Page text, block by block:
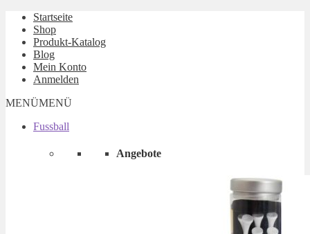
Startseite
Shop
Produkt-Katalog
Blog
Mein Konto
Anmelden
MENÜMENÜ
Fussball
Angebote